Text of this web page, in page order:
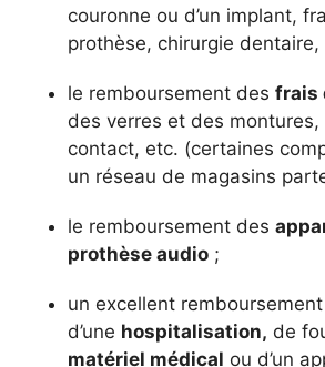
couronne ou d’un implant,
prothèse, chirurgie
le remboursement des frais
des verres et des
contact, etc. (certaines
un réseau de magasins
le remboursement des
prothèse audio ;
un excellent
d’une hospitalisation, de
matériel médical ou d’un